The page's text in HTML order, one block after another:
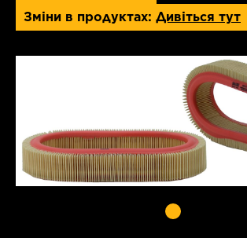
Зміни в продуктах: Дивіться тут